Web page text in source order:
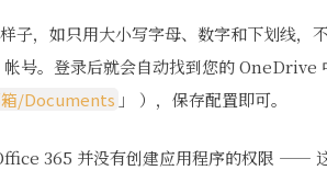
，如只用大小写字母、数字和下划线，
号。登录后就会自动找到您的
/Documents 」 ），保存配置即可。
365 并没有创建应用程序的权限 ——